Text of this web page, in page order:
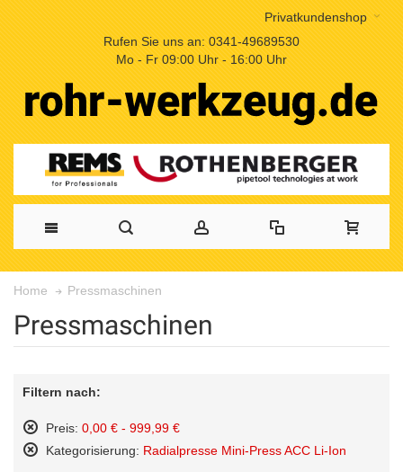
Privatkundenshop
Rufen Sie uns an: 0341-49689530
Mo - Fr 09:00 Uhr - 16:00 Uhr
Home Pressmaschinen
Pressmaschinen
Filtern nach:
Preis: 0,00 € - 999,99 €
Diesen
Artikel
Kategorisierung: Radialpresse Mini-Press ACC Li-Ion